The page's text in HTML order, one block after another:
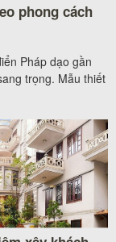
phong cách
Pháp dạo gần
trọng. Mẫu thiết